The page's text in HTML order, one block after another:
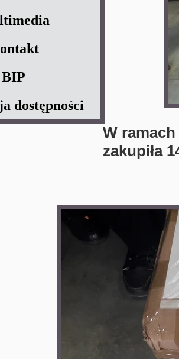
W
zakupiła
BIP
dostępności